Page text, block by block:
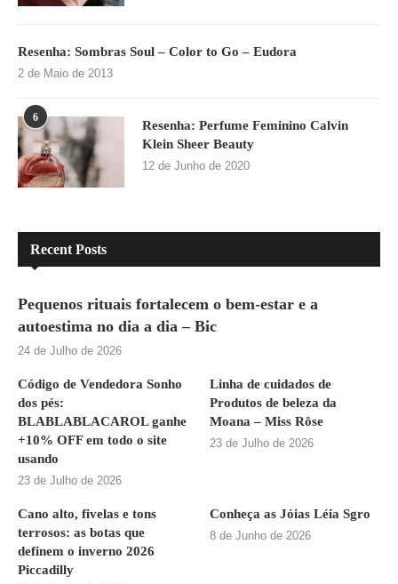
Resenha: Sombras Soul – Color to Go – Eudora
2 de Maio de 2013
6
Resenha: Perfume Feminino Calvin
Klein Sheer Beauty
12 de Junho de 2020
Recent Posts
Pequenos rituais fortalecem o bem-estar e a
autoestima no dia a dia – Bic
24 de Julho de 2026
Código de Vendedora Sonho
dos pés:
BLABLABLACAROL ganhe
+10% OFF em todo o site
usando
23 de Julho de 2026
Linha de cuidados de
Produtos de beleza da
Moana – Miss Rôse
23 de Julho de 2026
Cano alto, fivelas e tons
terrosos: as botas que
definem o inverno 2026
Piccadilly
Conheça as Jóias Léia Sgro
8 de Junho de 2026